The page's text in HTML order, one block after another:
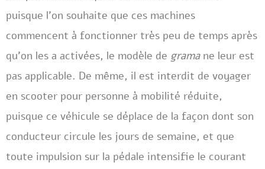
puisque l’on souhaite que ces machines
commencent à fonctionner très peu de temps après
qu’on les a activées, le modèle de gramane leur est
pas applicable. De même, il est interdit de voyager
en scooter pour personne à mobilité réduite,
puisque ce véhicule se déplace de la façon dont son
conducteur circule les jours de semaine, et que
toute impulsion sur la pédale intensifie le courant